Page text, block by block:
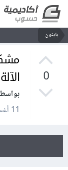
بايثون
0
الآلة
11 أغسطس 2025